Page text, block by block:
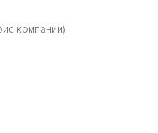
компании)